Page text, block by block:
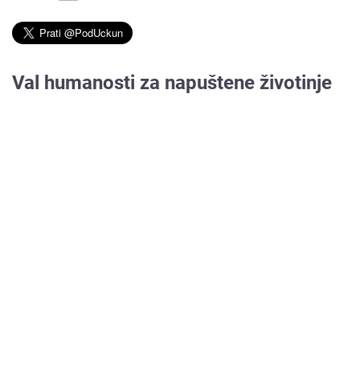
Val humanosti za napuštene životinje